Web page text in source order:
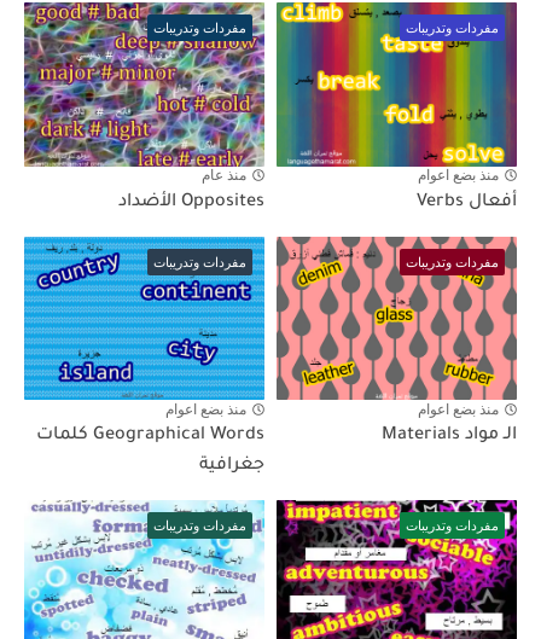
مفردات وتدريبات
منذ بضع اعوام
أفعال Verbs
مفردات وتدريبات
منذ عام
Opposites الأضداد
مفردات وتدريبات
منذ بضع اعوام
الـ مواد Materials
مفردات وتدريبات
منذ بضع اعوام
Geographical Words كلمات
جغرافية
مفردات وتدريبات مفردات وتدريبات